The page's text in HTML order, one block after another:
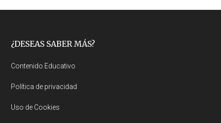
Footer
¿DESEAS SABER MÁS?
Contenido Educativo
Política de privacidad
Uso de Cookies